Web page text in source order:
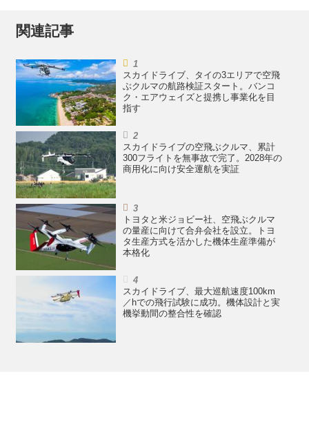
関連記事
スカイドライブ、タイの3エリアで空飛
ぶクルマの航路検証スタート。バンコ
ク・エアウェイズと提携し事業化を目
指す
スカイドライブの空飛ぶクルマ、累計
300フライトを無事故で完了。2028年の
商用化に向け安全運航を実証
トヨタと米ジョビー社、空飛ぶクルマ
の量産に向けて合弁会社を設立。トヨ
タ生産方式を活かした機体生産準備が
本格化
スカイドライブ、最大巡航速度100km
／hでの飛行試験に成功。機体設計と実
機挙動間の整合性を確認